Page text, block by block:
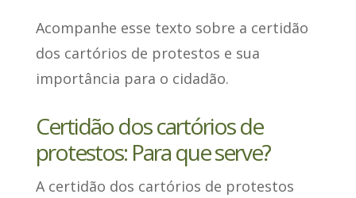
Acompanhe esse texto sobre a certidão
dos cartórios de protestos e sua
importância para o cidadão.
Certidão dos cartórios de
protestos: Para que serve?
A certidão dos cartórios de protestos